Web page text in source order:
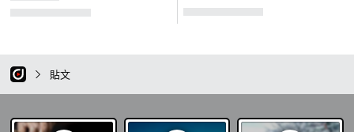
貼文